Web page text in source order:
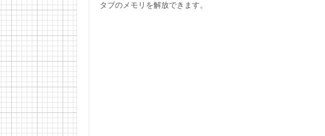
タブのメモリを解放できます。